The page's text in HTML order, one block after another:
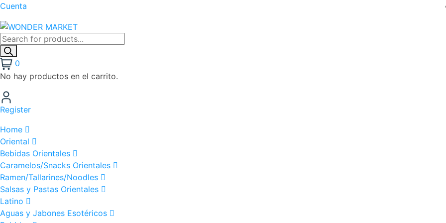
Cuenta
0
No hay productos en el carrito.
Register
Home
Oriental
Bebidas Orientales
Caramelos/Snacks Orientales
Ramen/Tallarines/Noodles
Salsas y Pastas Orientales
Latino
Aguas y Jabones Esotéricos